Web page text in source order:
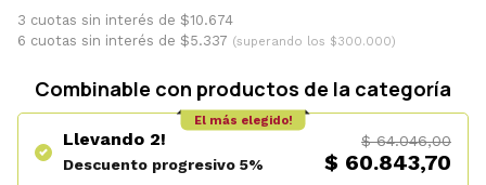
3 cuotas sin interés de $10.674
6 cuotas sin interés de $5.337 (superando los $300.000)
Combinable con productos de la categoría
Llevando 2!
Descuento progresivo 5%
$ 64.046,00
$ 60.843,70
El más elegido!